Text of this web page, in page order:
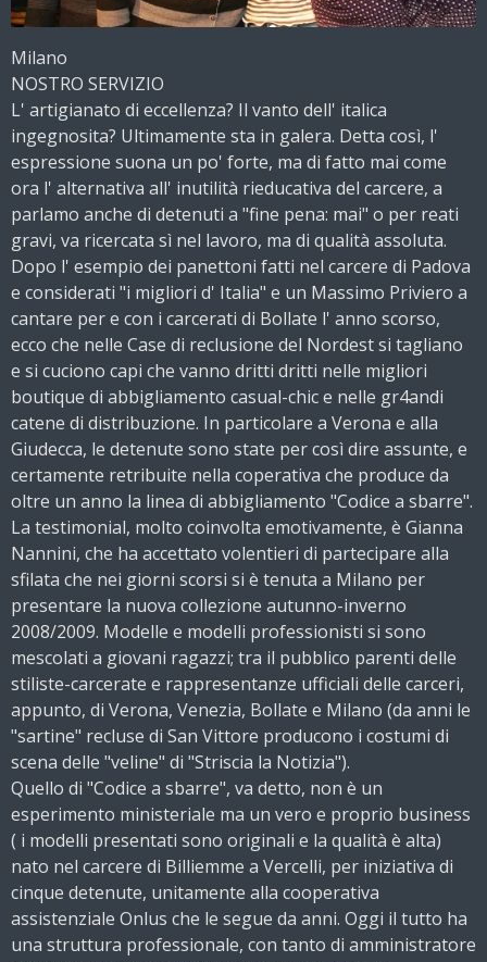
Milano
NOSTRO SERVIZIO
L' artigianato di eccellenza? Il vanto dell' italica
ingegnosita? Ultimamente sta in galera. Detta così, l'
espressione suona un po' forte, ma di fatto mai come
ora l' alternativa all' inutilità rieducativa del carcere, a
parlamo anche di detenuti a "fine pena: mai" o per reati
gravi, va ricercata sì nel lavoro, ma di qualità assoluta.
Dopo l' esempio dei panettoni fatti nel carcere di Padova
e considerati "i migliori d' Italia" e un Massimo Priviero a
cantare per e con i carcerati di Bollate l' anno scorso,
ecco che nelle Case di reclusione del Nordest si tagliano
e si cuciono capi che vanno dritti dritti nelle migliori
boutique di abbigliamento casual-chic e nelle gr4andi
catene di distribuzione. In particolare a Verona e alla
Giudecca, le detenute sono state per così dire assunte, e
certamente retribuite nella coperativa che produce da
oltre un anno la linea di abbigliamento "Codice a sbarre".
La testimonial, molto coinvolta emotivamente, è Gianna
Nannini, che ha accettato volentieri di partecipare alla
sfilata che nei giorni scorsi si è tenuta a Milano per
presentare la nuova collezione autunno-inverno
2008/2009. Modelle e modelli professionisti si sono
mescolati a giovani ragazzi; tra il pubblico parenti delle
stiliste-carcerate e rappresentanze ufficiali delle carceri,
appunto, di Verona, Venezia, Bollate e Milano (da anni le
"sartine" recluse di San Vittore producono i costumi di
scena delle "veline" di "Striscia la Notizia").
Quello di "Codice a sbarre", va detto, non è un
esperimento ministeriale ma un vero e proprio business
( i modelli presentati sono originali e la qualità è alta)
nato nel carcere di Billiemme a Vercelli, per iniziativa di
cinque detenute, unitamente alla cooperativa
assistenziale Onlus che le segue da anni. Oggi il tutto ha
una struttura professionale, con tanto di amministratore